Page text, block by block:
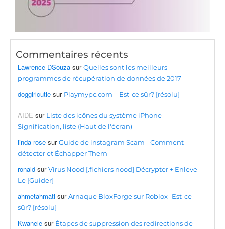
Commentaires récents
Lawrence DSouza surQuelles sont les meilleurs
programmes de récupération de données de 2017
doggirlcutie sur Playmypc.com – Est-ce sûr? [résolu]
AIDE sur Liste des icônes du système iPhone -
Signification, liste (Haut de l'écran)
linda rose surGuide de instagram Scam - Comment
détecter et Échapper Them
ronald surVirus Nood [.fichiers nood] Décrypter + Enleve
Le [Guider]
ahmetahmati surArnaque BloxForge sur Roblox- Est-ce
sûr? [résolu]
Kwanele sur Étapes de suppression des redirections de